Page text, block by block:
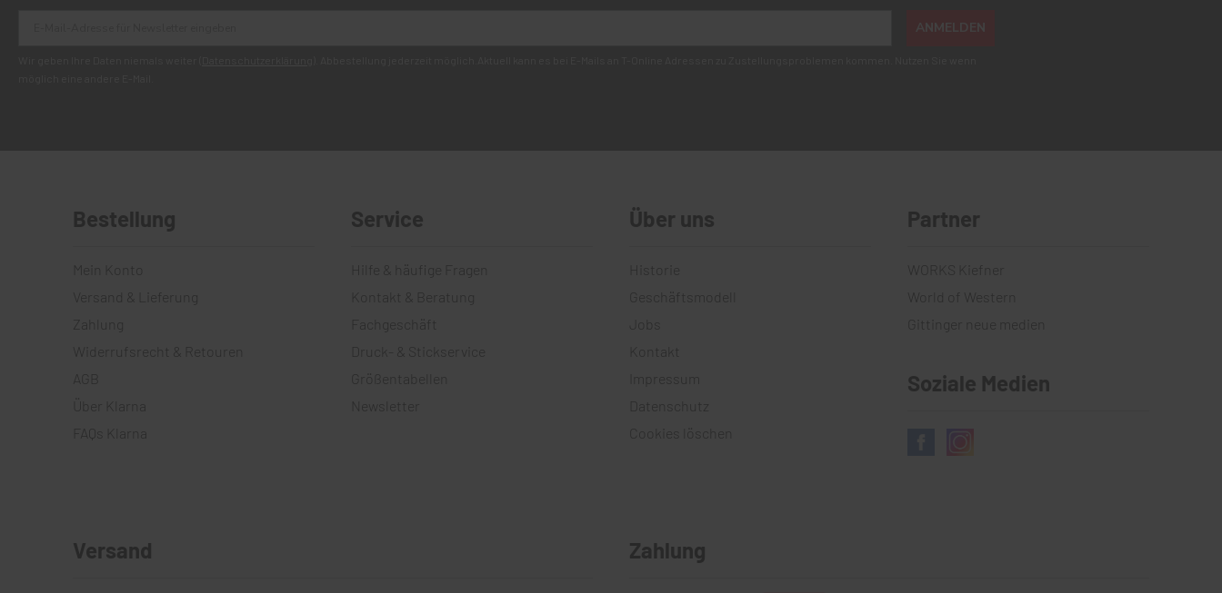
Bestellung
Versand & Lieferung
Zahlung
Widerrufsrecht & Retouren
AGB
FAQs Klarna
Service
Hilfe & häufige Fragen
Kontakt & Beratung
Fachgeschäft
Druck- & Stickservice
Größentabellen
Newsletter
Über uns
Geschäftsmodell
Kontakt
Impressum
Datenschutz
Cookies löschen
Partner
World of Western
Gittinger neue medien
Soziale Medien
Versand Zahlung